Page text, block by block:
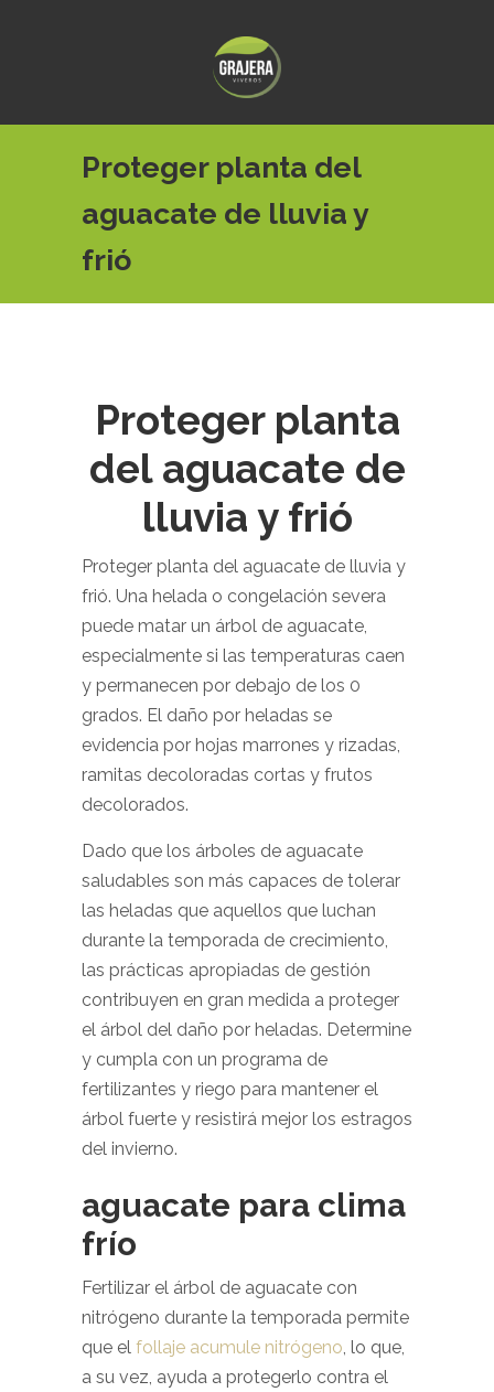
Proteger planta del
aguacate de lluvia y
frió
Proteger planta
del aguacate de
lluvia y frió
Proteger planta del aguacate de lluvia y
frió. Una helada o congelación severa
puede matar un árbol de aguacate,
especialmente si las temperaturas caen
y permanecen por debajo de los 0
grados. El daño por heladas se
evidencia por hojas marrones y rizadas,
ramitas decoloradas cortas y frutos
decolorados.
Dado que los árboles de aguacate
saludables son más capaces de tolerar
las heladas que aquellos que luchan
durante la temporada de crecimiento,
las prácticas apropiadas de gestión
contribuyen en gran medida a proteger
el árbol del daño por heladas. Determine
y cumpla con un programa de
fertilizantes y riego para mantener el
árbol fuerte y resistirá mejor los estragos
del invierno.
aguacate para clima
frío
Fertilizar el árbol de aguacate con
nitrógeno durante la temporada permite
que el follaje acumule nitrógeno, lo que,
a su vez, ayuda a protegerlo contra el